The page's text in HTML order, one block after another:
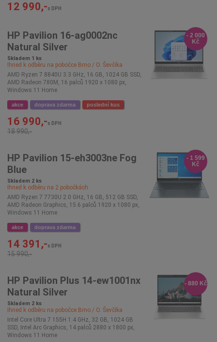
12 990,-s DPH
HP Pavilion 16-ag0002nc
Natural Silver
Skladem 1 ks
Ihned k odběru na pobočce Brno / O. Ševčíka
AMD Ryzen 7 8840U 3.3 GHz, 16 GB, 1024 GB SSD,
AMD Radeon 780M, 16 palců 1920 x 1080 px,
Windows 11 Home
akce doprava zdarma poslední kus
- 2 000
Kč
16 990,-s DPH
18 990,-
HP Pavilion 15-eh3003ne Fog
Blue
Skladem 2 ks
Ihned k odběru na 2 pobočkách
AMD Ryzen 7 7730U 2.0 GHz, 16 GB, 512 GB SSD,
AMD Radeon Graphics, 15.6 palců 1920 x 1080 px,
Windows 11 Home
akce doprava zdarma
- 1 599
Kč
14 391,-s DPH
15 990,-
HP Pavilion Plus 14-ew1001nx
Natural Silver
Skladem 2 ks
Ihned k odběru na pobočce Brno / O. Ševčíka
Intel Core Ultra 7 155H 1.4 GHz, 32 GB, 1024 GB
SSD, Intel Arc Graphics, 14 palců 2880 x 1800 px,
Windows 11 Home
- 880 Kč